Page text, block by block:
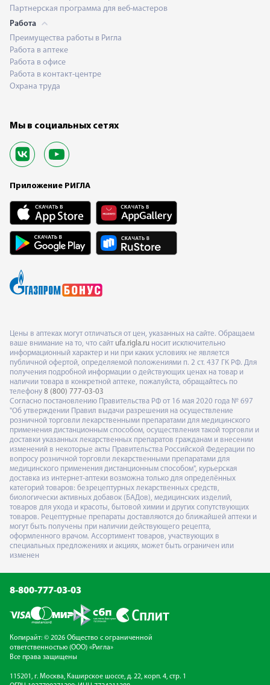
Партнерская программа для веб-мастеров
Работа
Преимущества работы в Ригла
Работа в аптеке
Работа в офисе
Работа в контакт-центре
Охрана труда
Мы в социальных сетях
Приложение РИГЛА
Цены в аптеках могут отличаться от цен, указанных на сайте. Обращаем
ваше внимание на то, что сайт ufa.rigla.ru носит исключительно
информационный характер и ни при каких условиях не является
публичной офертой, определяемой положениями п. 2 ст. 437 ГК РФ. Для
получения подробной информации о действующих ценах на товар и
наличии товара в конкретной аптеке, пожалуйста, обращайтесь по
телефону 8 (800) 777-03-03
Согласно постановлению Правительства РФ от 16 мая 2020 года № 697
"Об утверждении Правил выдачи разрешения на осуществление
розничной торговли лекарственными препаратами для медицинского
применения дистанционным способом, осуществления такой торговли и
доставки указанных лекарственных препаратов гражданам и внесении
изменений в некоторые акты Правительства Российской Федерации по
вопросу розничной торговли лекарственными препаратами для
медицинского применения дистанционным способом", курьерская
доставка из интернет-аптеки возможна только для определённых
категорий товаров: безрецептурных лекарственных средств,
биологически активных добавок (БАДов), медицинских изделий,
товаров для ухода и красоты, бытовой химии и других сопутствующих
товаров. Рецептурные препараты доставляются до ближайшей аптеки и
могут быть получены при наличии действующего рецепта,
оформленного врачом. Ассортимент товаров, участвующих в
специальных предложениях и акциях, может быть ограничен или
изменен
8-800-777-03-03
Копирайт: © 2026 Общество с ограниченной
ответственностью (ООО) «Ригла»
Все права защищены
115201, г. Москва, Каширское шоссе, д. 22, корп. 4, стр. 1